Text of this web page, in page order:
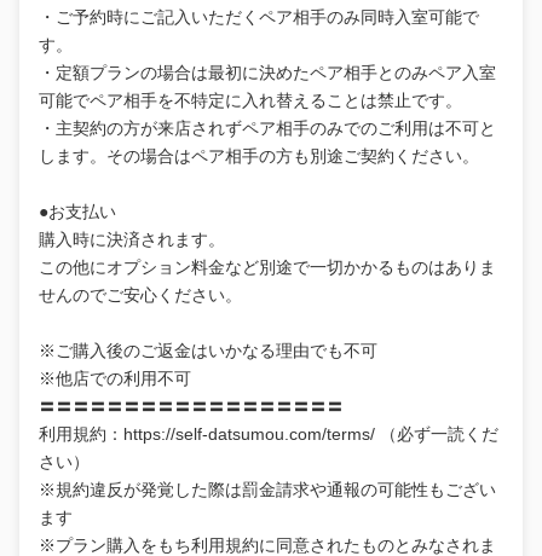
・ご予約時にご記入いただくペア相手のみ同時入室可能で
す。
・定額プランの場合は最初に決めたペア相手とのみペア入室
可能でペア相手を不特定に入れ替えることは禁止です。
・主契約の方が来店されずペア相手のみでのご利用は不可と
します。その場合はペア相手の方も別途ご契約ください。
●お支払い
購入時に決済されます。
この他にオプション料金など別途で一切かかるものはありま
せんのでご安心ください。
※ご購入後のご返金はいかなる理由でも不可
※他店での利用不可
〓〓〓〓〓〓〓〓〓〓〓〓〓〓〓〓〓〓
利用規約：https://self-datsumou.com/terms/ （必ず一読くだ
さい）
※規約違反が発覚した際は罰金請求や通報の可能性もござい
ます
※プラン購入をもち利用規約に同意されたものとみなされま